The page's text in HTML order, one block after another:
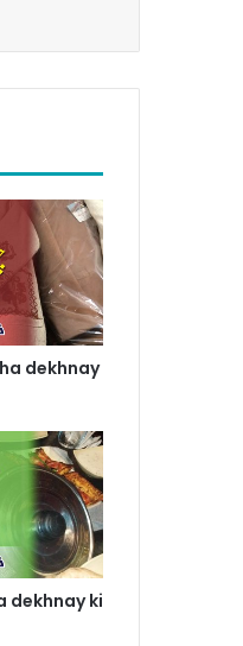
dekhnay
dekhnay ki